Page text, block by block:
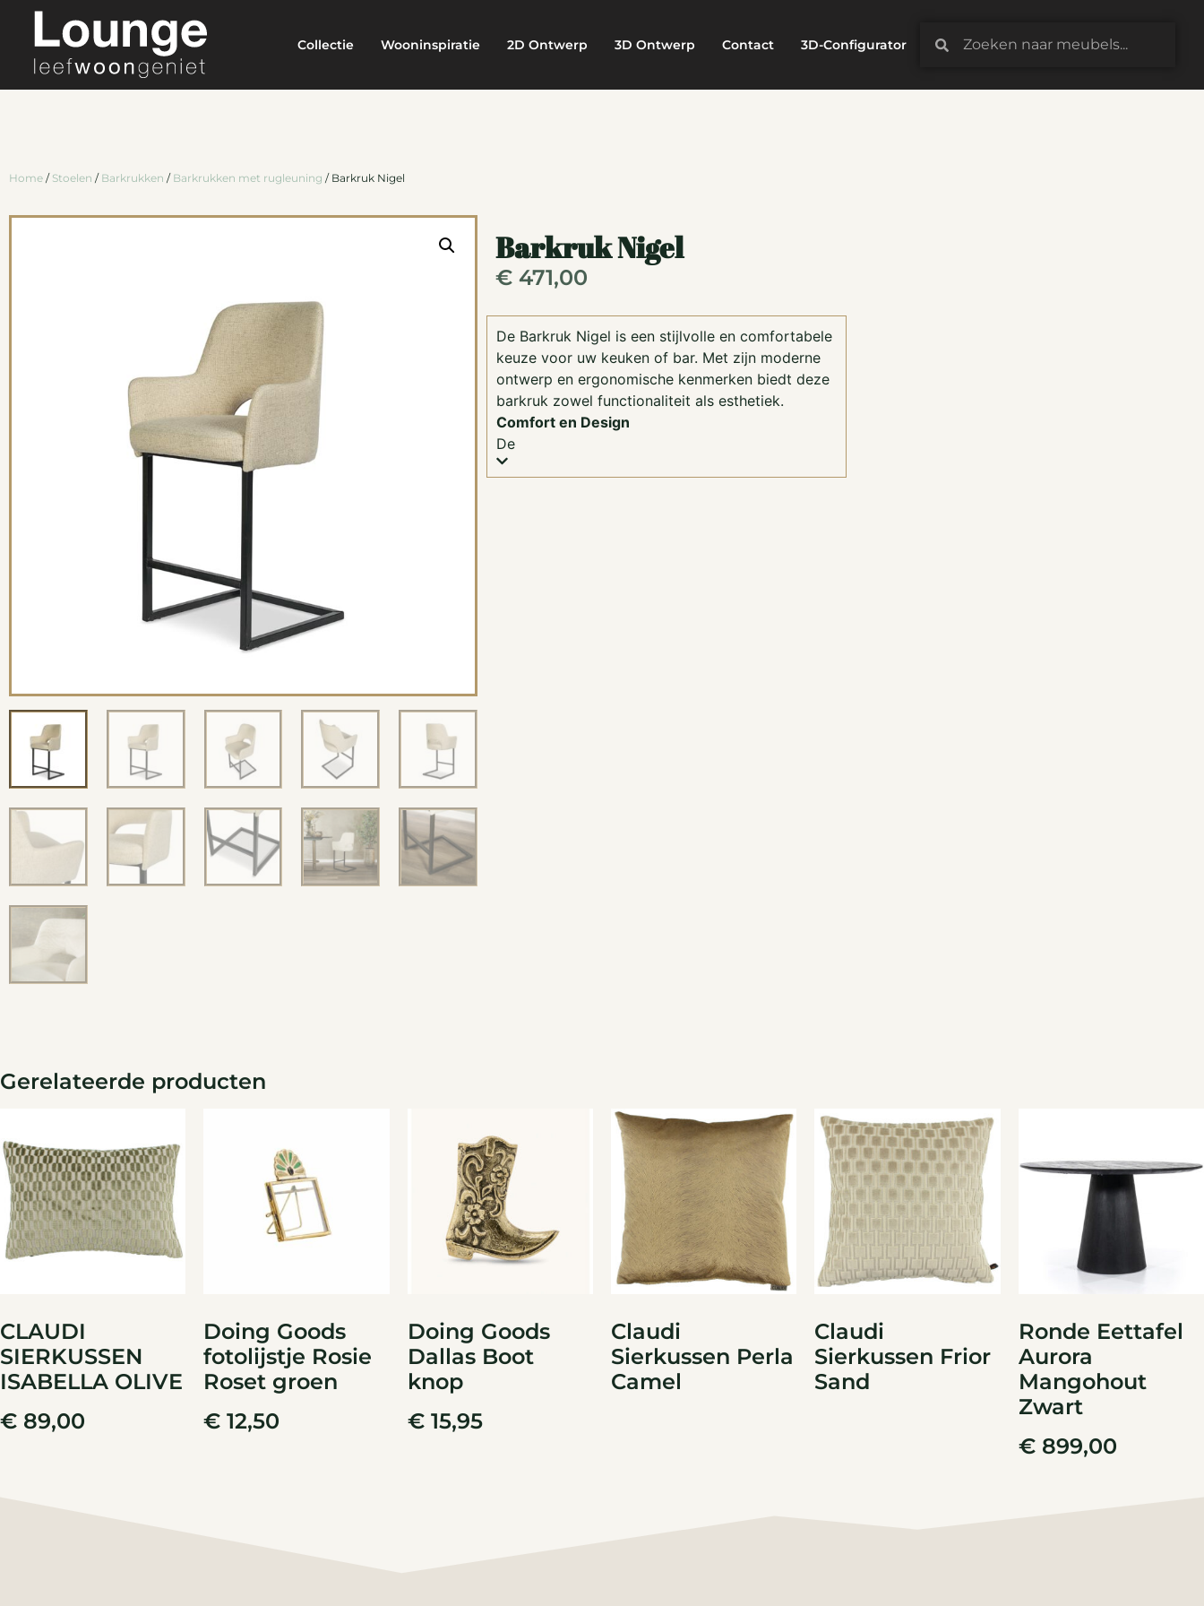
Collectie Wooninspiratie 2D Ontwerp 3D Ontwerp Contact 3D-Configurator
Home / Stoelen / Barkrukken / Barkrukken met rugleuning / Barkruk Nigel
Barkruk Nigel
€471,00
De Barkruk Nigel is een stijlvolle en comfortabele
keuze voor uw keuken of bar. Met zijn moderne
ontwerp en ergonomische kenmerken biedt deze
barkruk zowel functionaliteit als esthetiek.
Comfort en Design
De
Gerelateerde producten
CLAUDI
SIERKUSSEN
ISABELLA OLIVE
€ 89,00
Doing Goods
fotolijstje Rosie
Roset groen
€ 12,50
Doing Goods
Dallas Boot
knop
€15,95
Claudi
Sierkussen Perla
Camel
Claudi
Sierkussen Frior
Sand
Ronde Eettafel
Aurora
Mangohout
Zwart
€899,00